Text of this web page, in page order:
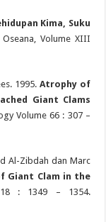
Kima, Suku
Oseana, Volume XIII
1995. Atrophy of
Giant Clams
Volume 66 : 307 –
Al-Zibdah dan Marc
Giant Clam in the
18 : 1349 – 1354.